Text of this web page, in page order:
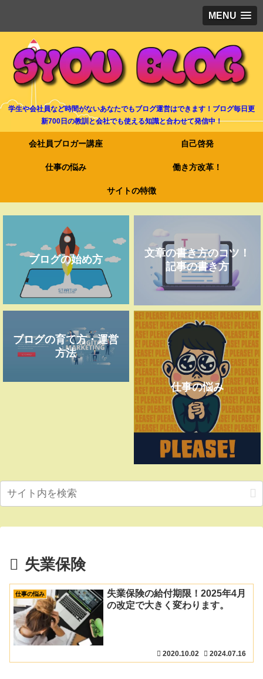
MENU
学生や会社員など時間がないあなたでもブログ運営はできます！ブログ毎日更
新700日の教訓と会社でも使える知識と合わせて発信中！
会社員ブロガー講座 自己啓発
仕事の悩み 働き方改革！
サイトの特徴
ブログの始め方
文章の書き方のコツ！
記事の書き方
ブログの育て方・運営
方法
仕事の悩み
失業保険
仕事の悩み
失業保険の給付期限！2025年4月
の改定で大きく変わります。
2020.10.02 2024.07.16